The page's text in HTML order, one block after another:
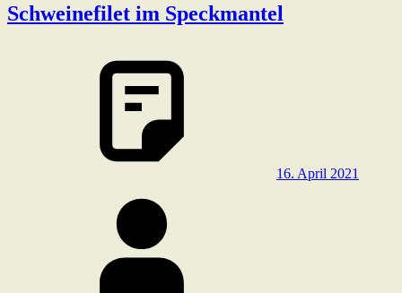
Schweinefilet im Speckmantel
16. April 2021